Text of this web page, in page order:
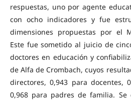
respuestas, uno por agente
con ocho indicadores y fue
dimensiones propuestas por el
Este fue sometido al juicio de
doctores en educación y
de Alfa de Crombach, cuyos
directores, 0,943 para docentes,
0,968 para padres de familia. Se